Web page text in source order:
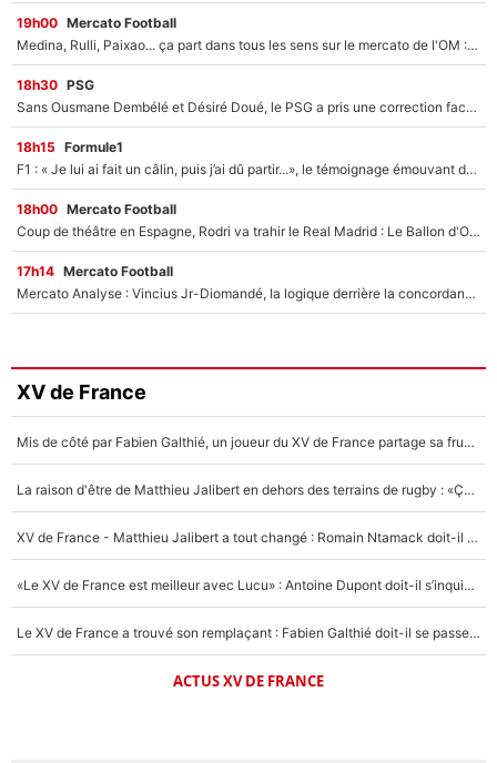
19h00 Mercato Football
Medina, Rulli, Paixao... ça part dans tous les sens sur le mercato de l'OM : Frank McCourt va enfin récupérer l'argent qu'il attend ?
18h30 PSG
Sans Ousmane Dembélé et Désiré Doué, le PSG a pris une correction face à Majorque : Luis Enrique attend avec impatience des renforts !
18h15 Formule1
F1 : « Je lui ai fait un câlin, puis j’ai dû partir...», le témoignage émouvant de Max Verstappen sur sa fille
18h00 Mercato Football
Coup de théâtre en Espagne, Rodri va trahir le Real Madrid : Le Ballon d'Or a choisi de signer au FC Barcelone !
17h14 Mercato Football
Mercato Analyse : Vincius Jr-Diomandé, la logique derrière la concordance des temps
XV de France
Mis de côté par Fabien Galthié, un joueur du XV de France partage sa frustration : «ils ne me l’ont pas dit tout de suite»
La raison d'être de Matthieu Jalibert en dehors des terrains de rugby : «Ça m'atteint autant que si tu touches à un membre de ma famille»
XV de France - Matthieu Jalibert a tout changé : Romain Ntamack doit-il s’inquiéter pour sa place à un an de la Coupe du monde ?
«Le XV de France est meilleur avec Lucu» : Antoine Dupont doit-il s’inquiéter pour sa place ?
Le XV de France a trouvé son remplaçant : Fabien Galthié doit-il se passer d'Antoine Dupont ?
ACTUS XV DE FRANCE